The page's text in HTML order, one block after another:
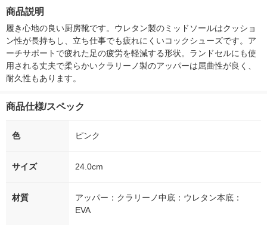
シ） オリジナル
商品説明
履き心地の良い厨房靴です。ウレタン製のミッドソールはクッショ
ン性が長持ちし、立ち仕事でも疲れにくいコックシューズです。ア
ーチサポートで疲れた足の疲労を軽減する形状。ランドセルにも使
用される丈夫で柔らかいクラリーノ製のアッパーは屈曲性が良く、
耐久性もあります。
商品仕様/スペック
色 ピンク
サイズ 24.0cm
材質
アッパー：クラリーノ中底：ウレタン本底：
EVA